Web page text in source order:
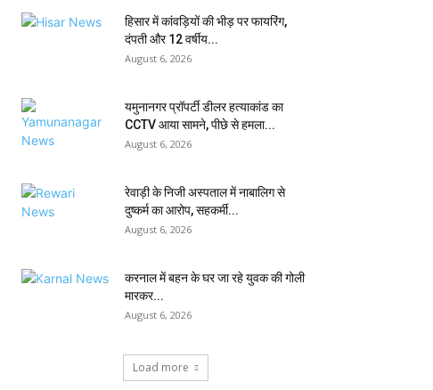
हिसार में कांवड़ियों की भीड़ पर फायरिंग,
दंपती और 12 वर्षीय...
August 6, 2026
यमुनानगर प्रॉपर्टी डीलर हत्याकांड का
CCTV आया सामने, पीछे से हमला...
August 6, 2026
रेवाड़ी के निजी अस्पताल में नाबालिग से
दुष्कर्म का आरोप, सहकर्मी...
August 6, 2026
करनाल में बहन के घर जा रहे युवक की गोली
मारकर...
August 6, 2026
Load more